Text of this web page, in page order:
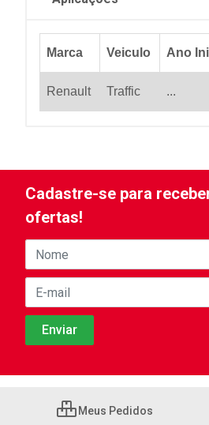
Marca Veiculo Ano
Renault Traffic ...
Cadastre-se para
ofertas!
Meus Pedidos